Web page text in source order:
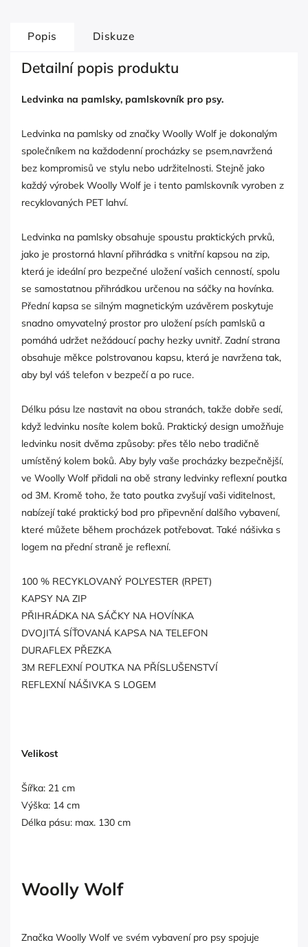
Popis Diskuze
Detailní popis produktu
Ledvinka na pamlsky, pamlskovník pro psy.
Ledvinka na pamlsky od značky Woolly Wolf je dokonalým
společníkem na každodenní procházky se psem,navržená
bez kompromisů ve stylu nebo udržitelnosti. Stejně jako
každý výrobek Woolly Wolf je i tento pamlskovník vyroben z
recyklovaných PET lahví.
Ledvinka na pamlsky obsahuje spoustu praktických prvků,
jako je prostorná hlavní přihrádka s vnitřní kapsou na zip,
která je ideální pro bezpečné uložení vašich cenností, spolu
se samostatnou přihrádkou určenou na sáčky na hovínka.
Přední kapsa se silným magnetickým uzávěrem poskytuje
snadno omyvatelný prostor pro uložení psích pamlsků a
pomáhá udržet nežádoucí pachy hezky uvnitř. Zadní strana
obsahuje měkce polstrovanou kapsu, která je navržena tak,
aby byl váš telefon v bezpečí a po ruce.
Délku pásu lze nastavit na obou stranách, takže dobře sedí,
když ledvinku nosíte kolem boků. Praktický design umožňuje
ledvinku nosit dvěma způsoby: přes tělo nebo tradičně
umístěný kolem boků. Aby byly vaše procházky bezpečnější,
ve Woolly Wolf přidali na obě strany ledvinky reflexní poutka
od 3M. Kromě toho, že tato poutka zvyšují vaši viditelnost,
nabízejí také praktický bod pro připevnění dalšího vybavení,
které můžete během procházek potřebovat. Také nášivka s
logem na přední straně je reflexní.
100 % RECYKLOVANÝ POLYESTER (RPET)
KAPSY NA ZIP
PŘIHRÁDKA NA SÁČKY NA HOVÍNKA
DVOJITÁ SÍŤOVANÁ KAPSA NA TELEFON
DURAFLEX PŘEZKA
3M REFLEXNÍ POUTKA NA PŘÍSLUŠENSTVÍ
REFLEXNÍ NÁŠIVKA S LOGEM
Velikost
Šířka: 21 cm
Výška: 14 cm
Délka pásu: max. 130 cm
Woolly Wolf
Značka Woolly Wolf ve svém vybavení pro psy spojuje